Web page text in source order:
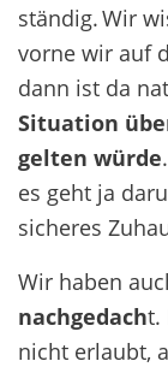
ständig. Wir
vorne wir auf
dann ist da
Situation
gelten würde
es geht ja
sicheres
Wir haben
nachgedacht.
nicht erlaubt,